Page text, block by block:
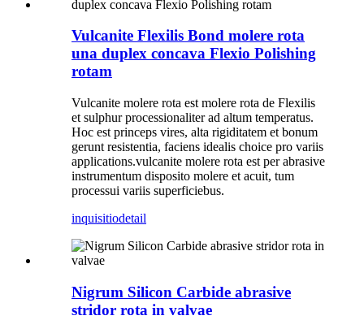
Vulcanite Flexilis Bond molere rota
una duplex concava Flexio Polishing
rotam
Vulcanite molere rota est molere rota de Flexilis
et sulphur processionaliter ad altum temperatus.
Hoc est princeps vires, alta rigiditatem et bonum
gerunt resistentia, faciens idealis choice pro variis
applications.vulcanite molere rota est per abrasive
instrumentum disposito molere et acuit, tum
processui variis superficiebus.
inquisitiodetail
Nigrum Silicon Carbide abrasive
stridor rota in valvae